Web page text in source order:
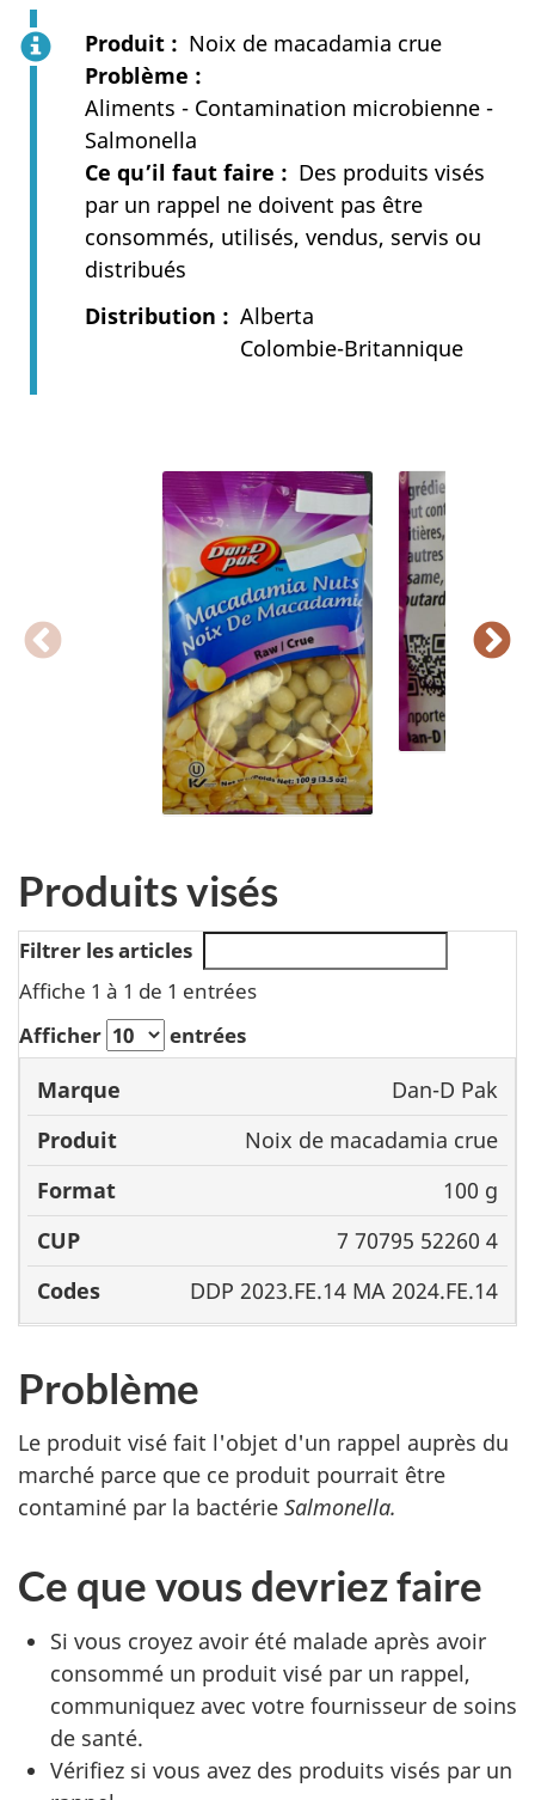
Produit
Noix de macadamia crue
Problème
Aliments - Contamination microbienne -
Salmonella
Ce qu’il faut faire
Des produits visés
par un rappel ne doivent pas être
consommés, utilisés, vendus, servis ou
distribués
Distribution
Alberta
Colombie-Britannique
Produits visés
Filtrer les articles
Affiche 1 à 1 de 1 entrées
Afficher
entrées
Marque Format
Dan-D Pak
Noix de macadamia crue
100 g
7 70795 52260 4
DDP 2023.FE.14 MA 2024.FE.14
Problème
Le produit visé fait l'objet d'un rappel auprès du
marché parce que ce produit pourrait être
contaminé par la bactérie Salmonella.
Ce que vous devriez faire
Si vous croyez avoir été malade après avoir
consommé un produit visé par un rappel,
communiquez avec votre fournisseur de soins
de santé.
Vérifiez si vous avez des produits visés par un